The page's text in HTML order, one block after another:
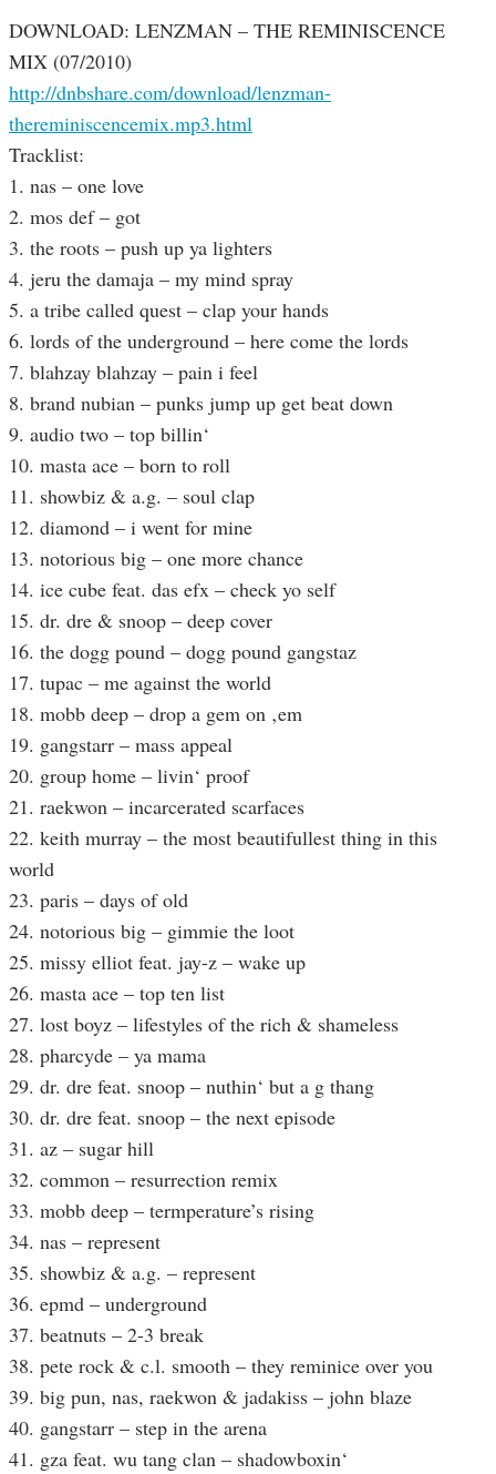
DOWNLOAD: LENZMAN – THE REMINISCENCE
MIX (07/2010)
http://dnbshare.com/download/lenzman-
thereminiscencemix.mp3.html
Tracklist:
1. nas – one love
2. mos def – got
3. the roots – push up ya lighters
4. jeru the damaja – my mind spray
5. a tribe called quest – clap your hands
6. lords of the underground – here come the lords
7. blahzay blahzay – pain i feel
8. brand nubian – punks jump up get beat down
9. audio two – top billin‘
10. masta ace – born to roll
11. showbiz & a.g. – soul clap
12. diamond – i went for mine
13. notorious big – one more chance
14. ice cube feat. das efx – check yo self
15. dr. dre & snoop – deep cover
16. the dogg pound – dogg pound gangstaz
17. tupac – me against the world
18. mobb deep – drop a gem on ‚em
19. gangstarr – mass appeal
20. group home – livin‘ proof
21. raekwon – incarcerated scarfaces
22. keith murray – the most beautifullest thing in this
world
23. paris – days of old
24. notorious big – gimmie the loot
25. missy elliot feat. jay-z – wake up
26. masta ace – top ten list
27. lost boyz – lifestyles of the rich & shameless
28. pharcyde – ya mama
29. dr. dre feat. snoop – nuthin‘ but a g thang
30. dr. dre feat. snoop – the next episode
31. az – sugar hill
32. common – resurrection remix
33. mobb deep – termperature’s rising
34. nas – represent
35. showbiz & a.g. – represent
36. epmd – underground
37. beatnuts – 2-3 break
38. pete rock & c.l. smooth – they reminice over you
39. big pun, nas, raekwon & jadakiss – john blaze
40. gangstarr – step in the arena
41. gza feat. wu tang clan – shadowboxin‘